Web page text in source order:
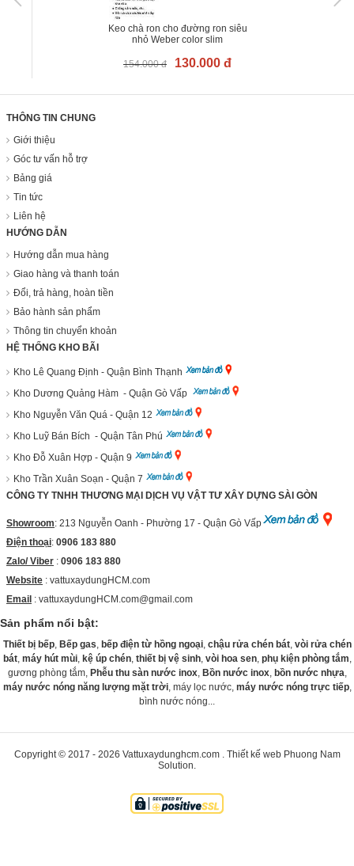
Keo chà ron cho đường ron siêu
nhỏ Weber color slim
154.000 đ 130.000 đ
THÔNG TIN CHUNG
Giới thiệu
Góc tư vấn hỗ trợ
Bảng giá
Tin tức
Liên hệ
HƯỚNG DẪN
Hướng dẫn mua hàng
Giao hàng và thanh toán
Đổi, trả hàng, hoàn tiền
Bảo hành sản phẩm
Thông tin chuyển khoản
HỆ THỐNG KHO BÃI
Kho Lê Quang Định - Quận Bình Thạnh
Kho Dương Quảng Hàm - Quận Gò Vấp
Kho Nguyễn Văn Quá - Quận 12
Kho Luỹ Bán Bích - Quận Tân Phú
Kho Đỗ Xuân Hợp - Quận 9
Kho Trần Xuân Soạn - Quận 7
CÔNG TY TNHH THƯƠNG MẠI DỊCH VỤ VẬT TƯ XÂY DỰNG SÀI GÒN
Showroom: 213 Nguyễn Oanh - Phường 17 - Quận Gò Vấp
Điện thoại: 0906 183 880
Zalo/ Viber : 0906 183 880
Website : vattuxaydungHCM.com
Email : vattuxaydungHCM.com@gmail.com
Sản phẩm nổi bật:
Thiết bị bếp, Bếp gas bếp điện từ hồng ngoại, chậu rửa chén bát, vòi rửa chén
bát, máy hút mùi, kệ úp chén, thiết bị vệ sinh, vòi hoa sen, phụ kiện phòng tắm
gương phòng tắm, Phễu thu sàn nước inox, Bồn nước inox, bồn nước nhựa
máy nước nóng năng lượng mặt trời, máy lọc nước, máy nước nóng trực tiếp,
bình nước nóng...
Copyright © 2017 - 2026 Vattuxaydunghcm.com. Thiết kế web Phuong Nam
Solution